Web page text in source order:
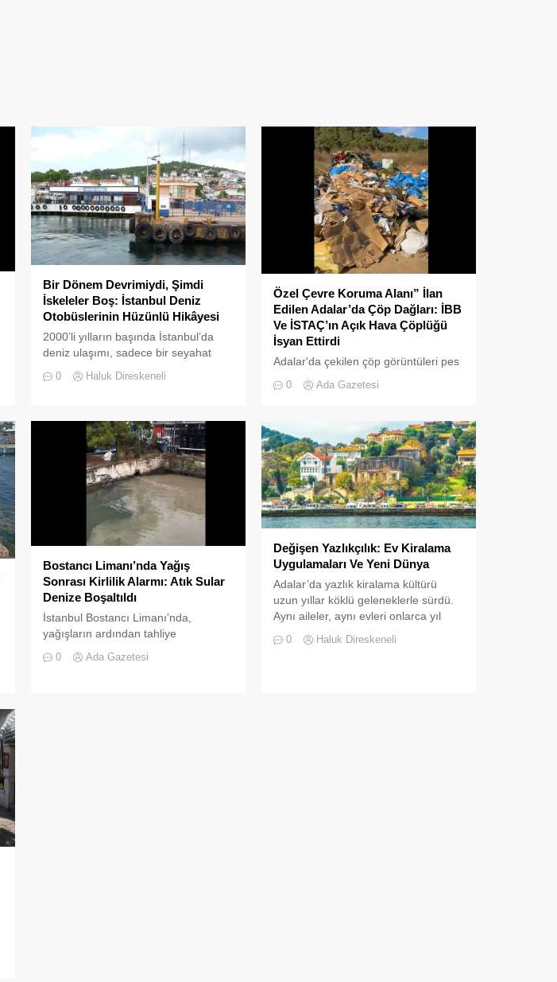
Bir Dönem Devrimiydi, Şimdi
İskeleler Boş: İstanbul Deniz
Otobüslerinin Hüzünlü Hikâyesi
2000’li yılların başında İstanbul’da
deniz ulaşımı, sadece bir seyahat
arasında kurulan tıkır tıkır işleyen,
0 Haluk Direskeneli
Özel Çevre Koruma Alanı” İlan
Edilen Adalar’da Çöp Dağları: İBB
Ve İSTAÇ’ın Açık Hava Çöplüğü
İsyan Ettirdi
Adalar'da çekilen çöp görüntüleri pes
duyarsız vatandaşlar tarafından değil;
doğanın ortasına dökülüyor
0 Ada Gazetesi
Bostancı Limanı’nda Yağış
Sonrası Kirlilik Alarmı: Atık Sular
Denize Boşaltıldı
İstanbul Bostancı Limanı'nda,
yağışların ardından tahliye
su cep telefonu kamerasıyla
0 Ada Gazetesi
Değişen Yazlıkçılık: Ev Kiralama
Uygulamaları Ve Yeni Dünya
Adalar’da yazlık kiralama kültürü
uzun yıllar köklü geleneklerle sürdü.
Aynı aileler, aynı evleri onlarca yıl
0 Haluk Direskeneli